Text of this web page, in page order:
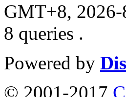
GMT+8,
8 queries .
Powered by
© 2001-2017